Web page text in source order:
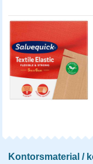
Kontorsmaterial /